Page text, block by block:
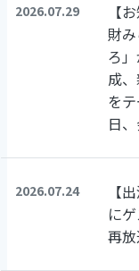
2026.07.29
【
財
ろ
成
を
日
2026.07.24
【
に
再放